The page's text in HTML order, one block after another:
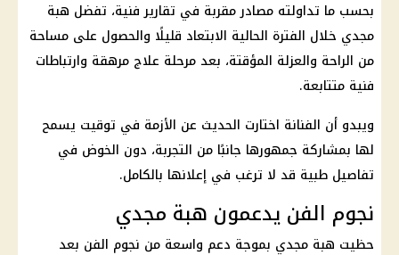
بحسب ما تداولته مصادر مقربة في تقارير فنية، تفضل هبة
مجدي خلال الفترة الحالية الابتعاد قليلًا والحصول على مساحة
من الراحة والعزلة المؤقتة، بعد مرحلة علاج مرهقة وارتباطات
فنية متتابعة.
ويبدو أن الفنانة اختارت الحديث عن الأزمة في توقيت يسمح
لها بمشاركة جمهورها جانبًا من التجربة، دون الخوض في
تفاصيل طبية قد لا ترغب في إعلانها بالكامل.
نجوم الفن يدعمون هبة مجدي
حظيت هبة مجدي بموجة دعم واسعة من نجوم الفن بعد